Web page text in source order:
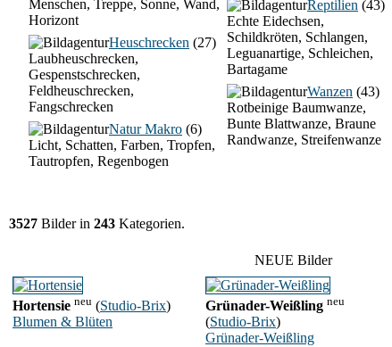
Menschen, Treppe, Sonne, Wand,
Horizont
Heuschrecken (27)
Laubheuschrecken,
Gespenstschrecken,
Feldheuschrecken,
Fangschrecken
Natur Makro (6)
Licht, Schatten, Farben, Tropfen,
Tautropfen, Regenbogen
Reptilien (43)
Echte Eidechsen,
Schildkröten, Schlangen,
Leguanartige, Schleichen,
Bartagame
Wanzen (43)
Rotbeinige Baumwanze,
Bunte Blattwanze, Braune
Randwanze, Streifenwanze
3527 Bilder in 243 Kategorien.
NEUE Bilder
Hortensie neu (Studio-Brix)
Blumen & Blüten
Grünader-Weißling neu
(Studio-Brix)
Grünader-Weißling